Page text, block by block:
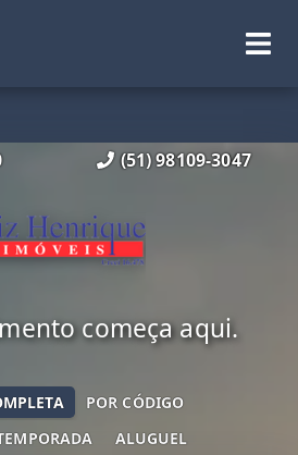
(51) 98109-3047
começa aqui.
ALUGUEL
POR CÓDIGO